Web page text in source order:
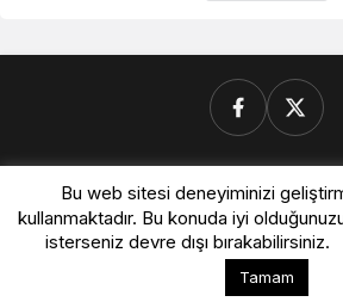
Bu web sitesinde en iyi deneyimi
için çerezler kullanılmaktadır.
Donanimforum.com
© Telif Hakkı 2026, Tüm Hakları Saklıdır.
Bu web sitesi deneyiminizi
kullanmaktadır. Bu konuda iyi
isterseniz devre dışı bırakabilirsiniz.
Tamam